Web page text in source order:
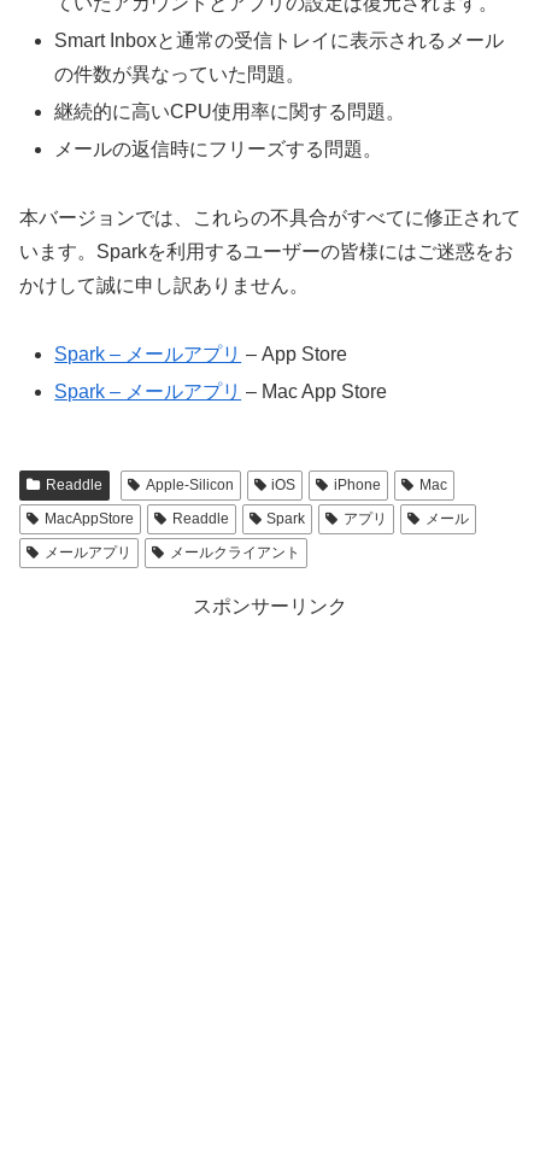
Smart Inboxと通常の受信トレイに表示されるメール
の件数が異なっていた問題。
継続的に高いCPU使用率に関する問題。
メールの返信時にフリーズする問題。
本バージョンでは、これらの不具合がすべてに修正されて
います。Sparkを利用するユーザーの皆様にはご迷惑をお
かけして誠に申し訳ありません。
Spark – メールアプリ – App Store
Spark – メールアプリ – Mac App Store
Readdle Apple-Silicon iOS iPhone
Mac
MacAppStore
Readdle Spark アプリ
メール
メールアプリ
メールクライアント
スポンサーリンク